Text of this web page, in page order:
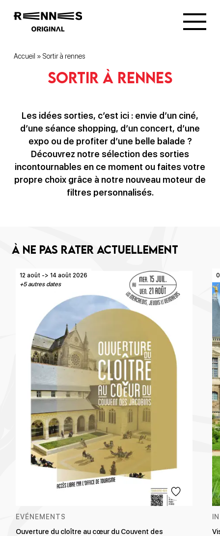
Accueil » Sortir à rennes
Sortir à rennes
Les idées sorties, c’est ici : envie d’un ciné,
d’une séance shopping, d’un concert, d’une
expo ou de profiter d’une belle balade ?
Découvrez notre sélection des sorties
incontournables en ce moment ou faites votre
propre choix grâce à notre nouveau moteur de
filtres personnalisés.
À ne pas rater actuellement
12 août -> 14 août 2026
+5 autres dates
EVÉNEMENTS
Ouverture du cloître au cœur du Couvent des